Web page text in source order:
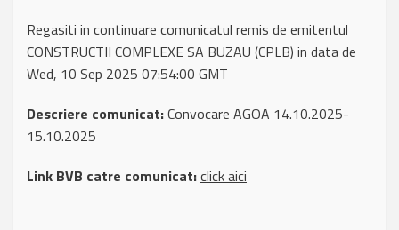
Regasiti in continuare comunicatul remis de emitentul
CONSTRUCTII COMPLEXE SA BUZAU (CPLB) in data de
Wed, 10 Sep 2025 07:54:00 GMT
Descriere comunicat:Convocare AGOA 14.10.2025-
15.10.2025
Link BVB catre comunicat:click aici